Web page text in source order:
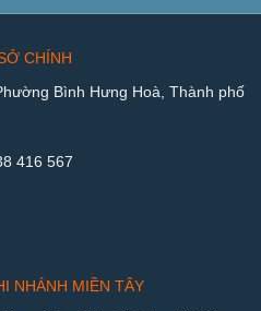
CHÍNH
Bình Hưng Hoà, Thành phố
416 567
NHÁNH MIỀN TÂY